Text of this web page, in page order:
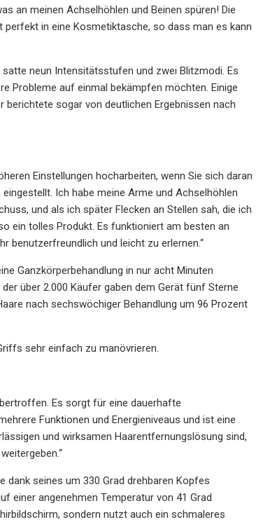
an meinen Achselhöhlen und Beinen spüren! Die
in eine Kosmetiktasche, so dass man es kann
neun Intensitätsstufen und zwei Blitzmodi. Es
Probleme auf einmal bekämpfen möchten. Einige
berichtete sogar von deutlichen Ergebnissen nach
Einstellungen hocharbeiten, wenn Sie sich daran
Ich habe meine Arme und Achselhöhlen
und als ich später Flecken an Stellen sah, die ich
ein tolles Produkt. Es funktioniert am besten an
benutzerfreundlich und leicht zu erlernen.“
Ganzkörperbehandlung in nur acht Minuten
über 2.000 Käufer gaben dem Gerät fünf Sterne
nach sechswöchiger Behandlung um 96 Prozent
sehr einfach zu manövrieren.
Es sorgt für eine dauerhafte
Funktionen und Energieniveaus und ist eine
und wirksamen Haarentfernungslösung sind,
dank seines um 330 Grad drehbaren Kopfes
einer angenehmen Temperatur von 41 Grad
sondern nutzt auch ein schmaleres